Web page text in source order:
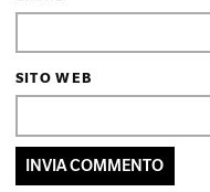
SITO WEB